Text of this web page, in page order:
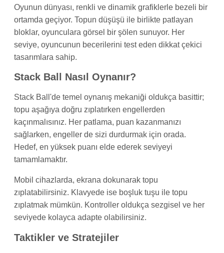
Oyunun dünyası, renkli ve dinamik grafiklerle bezeli bir
ortamda geçiyor. Topun düşüşü ile birlikte patlayan
bloklar, oyunculara görsel bir şölen sunuyor. Her
seviye, oyuncunun becerilerini test eden dikkat çekici
tasarımlara sahip.
Stack Ball Nasıl Oynanır?
Stack Ball'de temel oynanış mekaniği oldukça basittir;
topu aşağıya doğru zıplatırken engellerden
kaçınmalısınız. Her patlama, puan kazanmanızı
sağlarken, engeller de sizi durdurmak için orada.
Hedef, en yüksek puanı elde ederek seviyeyi
tamamlamaktır.
Mobil cihazlarda, ekrana dokunarak topu
zıplatabilirsiniz. Klavyede ise boşluk tuşu ile topu
zıplatmak mümkün. Kontroller oldukça sezgisel ve her
seviyede kolayca adapte olabilirsiniz.
Taktikler ve Stratejiler